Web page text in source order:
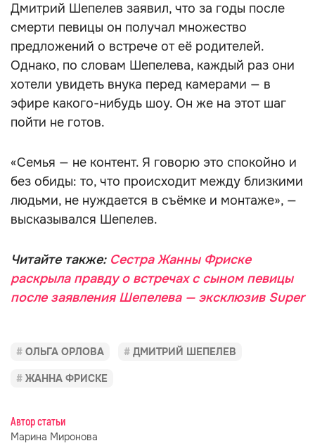
Дмитрий Шепелев заявил, что за годы после
смерти певицы он получал множество
предложений о встрече от её родителей.
Однако, по словам Шепелева, каждый раз они
хотели увидеть внука перед камерами — в
эфире какого-нибудь шоу. Он же на этот шаг
пойти не готов.
«Семья — не контент. Я говорю это спокойно и
без обиды: то, что происходит между близкими
людьми, не нуждается в съёмке и монтаже», —
высказывался Шепелев.
Читайте также:Сестра Жанны Фриске
раскрыла правду о встречах с сыном певицы
после заявления Шепелева — эксклюзив Super
ОЛЬГА ОРЛОВА ДМИТРИЙ ШЕПЕЛЕВ
ЖАННА ФРИСКЕ
Автор статьи
Марина Миронова